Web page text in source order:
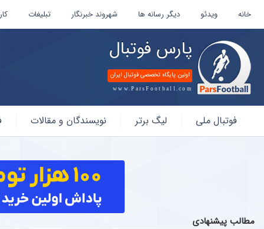
خانه ویدئو دیگر رسانه ها شهروند خبرنگار تبلیغات
پارس فوتبال
اولین پایگاه تخصصی فوتبال ایران
www.ParsFootball.com
فوتبال
فوتبال ملی لیگ برتر نویسندگان و مقالات
مطالب پیشنهادی